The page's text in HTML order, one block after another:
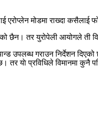
एरोप्लेन मोडमा राख्दा
छैन। तर युरोपेली आयोगले ती
उपलब्ध गराउन निर्देशन
तर याे प्रविधिले विमानमा कुनै